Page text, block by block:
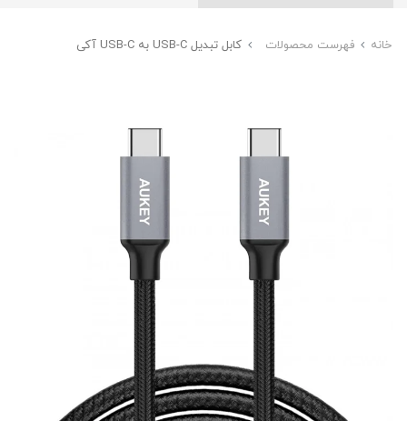
خانه فهرست محصولات کابل تبدیل USB-C به USB-C آکی